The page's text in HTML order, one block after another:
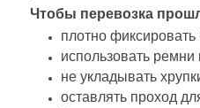
Чтобы перевозка
плотно фиксировать
использовать
не укладывать
оставлять проход